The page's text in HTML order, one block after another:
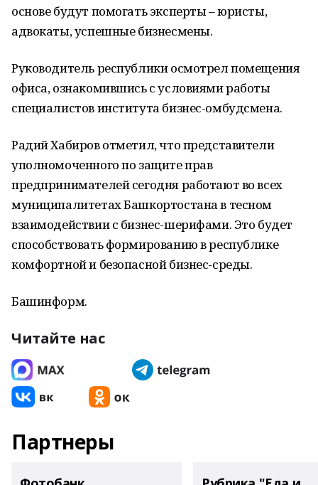
основе будут помогать эксперты – юристы,
адвокаты, успешные бизнесмены.
Руководитель республики осмотрел помещения
офиса, ознакомившись с условиями работы
специалистов института бизнес-омбудсмена.
Радий Хабиров отметил, что представители
уполномоченного по защите прав
предпринимателей сегодня работают во всех
муниципалитетах Башкортостана в тесном
взаимодействии с бизнес-шерифами. Это будет
способствовать формированию в республике
комфортной и безопасной бизнес-среды.
Башинформ.
Читайте нас
Партнеры